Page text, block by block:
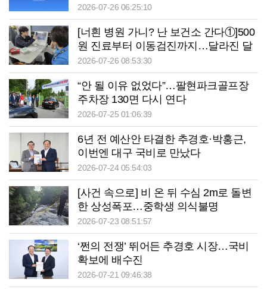
2026-07-26 06:25:10
[너흰 병원 가니? 난 보건소 간다①]500
원 진료부터 이동검진까지…달라진 달
성군보건소
2026-07-26 08:53:30
“안 될 이유 없었다”…팔현파크골프장
주차장 130면 다시 연다
2026-07-25 01:06:39
6년 전 예산안 타결한 추경호·박홍근,
이번엔 대구 국비로 만났다
2026-07-24 05:54:03
[사건 속으로] 비 온 뒤 수심 2m로 돌변
한 상성폭포…중학생 의식불명
2026-07-23 08:51:57
‘쩐의 전쟁’ 뛰어든 추경호 시장…국비
확보에 배수진
2026-07-21 09:46:38